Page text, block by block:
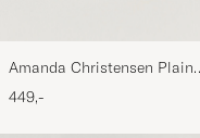
Amanda Christensen Plain
Classic Tie 8 cm White
449,-